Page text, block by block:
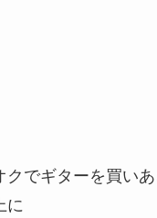
クでギターを買い
に